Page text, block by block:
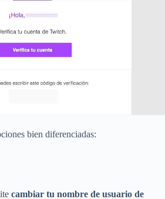
bien diferenciadas:
cambiar tu nombre de usuario de